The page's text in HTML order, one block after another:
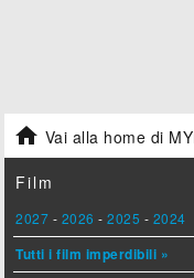
 Vai alla home di
Film
2027 - 2026 -2025 - 2024
Tutti i film imperdibili »